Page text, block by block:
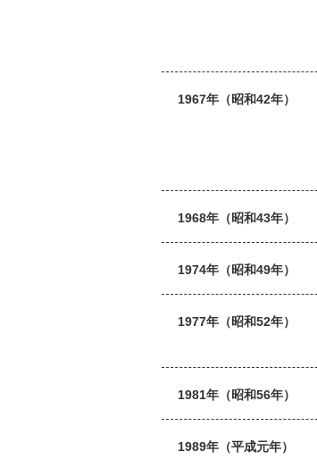
1967年（昭和42年）
1968年（昭和43年）
1974年（昭和49年）
1977年（昭和52年）
1981年（昭和56年）
1989年（平成元年）